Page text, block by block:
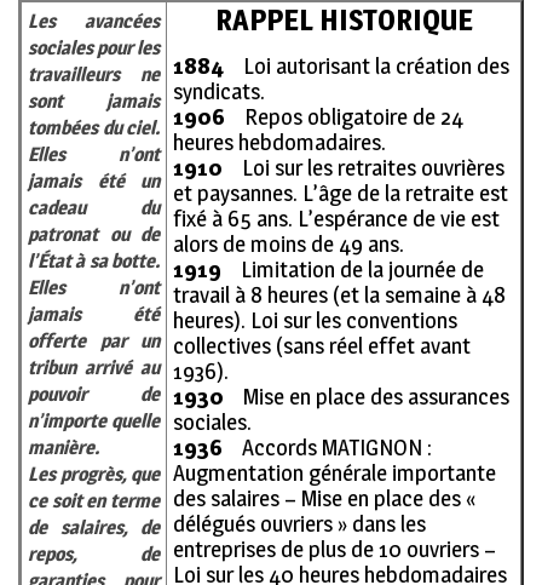
Les avancées
sociales pour les
travailleurs ne
sont jamais
tombées du ciel.
Elles n’ont
jamais été un
cadeau du
patronat ou de
l’État à sa botte.
Elles n’ont
jamais été
offerte par un
tribun arrivé au
pouvoir de
n’importe quelle
manière.
Les progrès, que
ce soit en terme
de salaires, de
repos, de
RAPPEL HISTORIQUE
1884 Loi autorisant la création des
syndicats.
1906 Repos obligatoire de 24
heures hebdomadaires.
1910 Loi sur les retraites ouvrières
et paysannes. L’âge de la retraite est
fixé à 65 ans. L’espérance de vie est
alors de moins de 49 ans.
1919 Limitation de la journée de
travail à 8 heures (et la semaine à 48
heures). Loi sur les conventions
collectives (sans réel effet avant
1936).
1930 Mise en place des assurances
sociales.
1936 Accords MATIGNON :
Augmentation générale importante
des salaires – Mise en place des «
délégués ouvriers » dans les
entreprises de plus de 10 ouvriers –
Loi sur les 40 heures hebdomadaires